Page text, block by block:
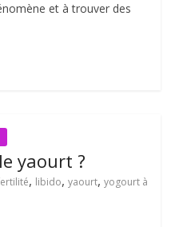
et à trouver des
yaourt ?
, libido,yaourt,yogourt à